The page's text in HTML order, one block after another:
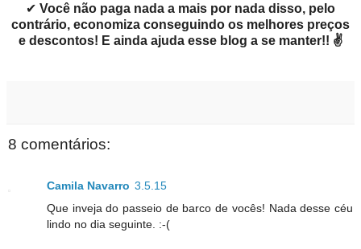
✔ Você não paga nada a mais por nada disso, pelo
contrário, economiza conseguindo os melhores preços
e descontos! E ainda ajuda esse blog a se manter!! ✌
8 comentários:
Camila Navarro 3.5.15
Que inveja do passeio de barco de vocês! Nada desse céu
lindo no dia seguinte. :-(